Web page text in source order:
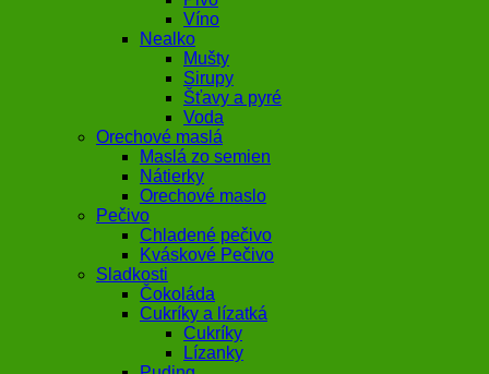
Víno
Nealko
Mušty
Sirupy
Šťavy a pyré
Voda
Orechové maslá
Maslá zo semien
Nátierky
Orechové maslo
Pečivo
Chladené pečivo
Kváskové Pečivo
Sladkosti
Čokoláda
Cukríky a lízatká
Cukríky
Lízanky